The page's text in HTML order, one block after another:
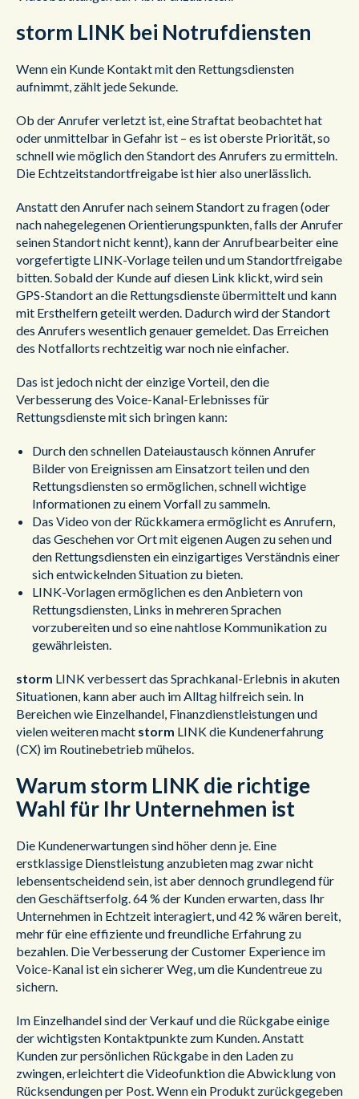
storm LINK bei Notrufdiensten
Wenn ein Kunde Kontakt mit den Rettungsdiensten
aufnimmt, zählt jede Sekunde.
Ob der Anrufer verletzt ist, eine Straftat beobachtet hat
oder unmittelbar in Gefahr ist – es ist oberste Priorität, so
schnell wie möglich den Standort des Anrufers zu ermitteln.
Die Echtzeitstandortfreigabe ist hier also unerlässlich.
Anstatt den Anrufer nach seinem Standort zu fragen (oder
nach nahegelegenen Orientierungspunkten, falls der Anrufer
seinen Standort nicht kennt), kann der Anrufbearbeiter eine
vorgefertigte LINK-Vorlage teilen und um Standortfreigabe
bitten. Sobald der Kunde auf diesen Link klickt, wird sein
GPS-Standort an die Rettungsdienste übermittelt und kann
mit Ersthelfern geteilt werden. Dadurch wird der Standort
des Anrufers wesentlich genauer gemeldet. Das Erreichen
des Notfallorts rechtzeitig war noch nie einfacher.
Das ist jedoch nicht der einzige Vorteil, den die
Verbesserung des Voice-Kanal-Erlebnisses für
Rettungsdienste mit sich bringen kann:
Durch den schnellen Dateiaustausch können Anrufer
Bilder von Ereignissen am Einsatzort teilen und den
Rettungsdiensten so ermöglichen, schnell wichtige
Informationen zu einem Vorfall zu sammeln.
Das Video von der Rückkamera ermöglicht es Anrufern,
das Geschehen vor Ort mit eigenen Augen zu sehen und
den Rettungsdiensten ein einzigartiges Verständnis einer
sich entwickelnden Situation zu bieten.
LINK-Vorlagen ermöglichen es den Anbietern von
Rettungsdiensten, Links in mehreren Sprachen
vorzubereiten und so eine nahtlose Kommunikation zu
gewährleisten.
storm LINK verbessert das Sprachkanal-Erlebnis in akuten
Situationen, kann aber auch im Alltag hilfreich sein. In
Bereichen wie Einzelhandel, Finanzdienstleistungen und
vielen weiteren macht storm LINK die Kundenerfahrung
(CX) im Routinebetrieb mühelos.
Warum storm LINK die richtige
Wahl für Ihr Unternehmen ist
Die Kundenerwartungen sind höher denn je. Eine
erstklassige Dienstleistung anzubieten mag zwar nicht
lebensentscheidend sein, ist aber dennoch grundlegend für
den Geschäftserfolg. 64 % der Kunden erwarten, dass Ihr
Unternehmen in Echtzeit interagiert, und 42 % wären bereit,
mehr für eine effiziente und freundliche Erfahrung zu
bezahlen. Die Verbesserung der Customer Experience im
Voice-Kanal ist ein sicherer Weg, um die Kundentreue zu
sichern.
Im Einzelhandel sind der Verkauf und die Rückgabe einige
der wichtigsten Kontaktpunkte zum Kunden. Anstatt
Kunden zur persönlichen Rückgabe in den Laden zu
zwingen, erleichtert die Videofunktion die Abwicklung von
Rücksendungen per Post. Wenn ein Produkt zurückgegeben